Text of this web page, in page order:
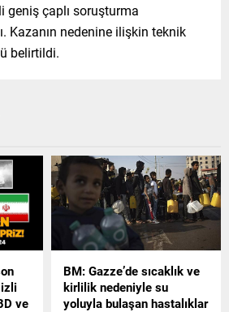
çaplı soruşturma
Kazanın nedenine ilişkin teknik
belirtildi.
ve
BM: Gazze’de sıcaklık ve
kirlilik nedeniyle su
yoluyla bulaşan hastalıklar